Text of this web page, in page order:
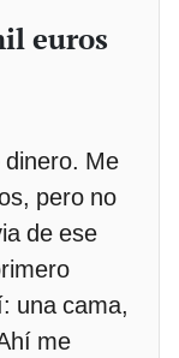
euros
Me
pero no
de ese
una cama,
me